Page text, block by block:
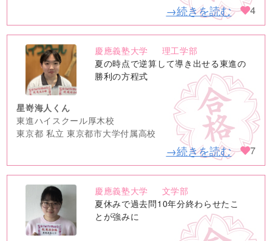
→続きを読む 4
no
image
慶應義塾大学
理工学部
夏の時点で逆算して導き出せる東進の
勝利の方程式
星嵜海人くん
東進ハイスクール厚木校
東京都 私立 東京都市大学付属高校
→続きを読む 7
no
image
慶應義塾大学
文学部
夏休みで過去問10年分終わらせたこ
とが強みに